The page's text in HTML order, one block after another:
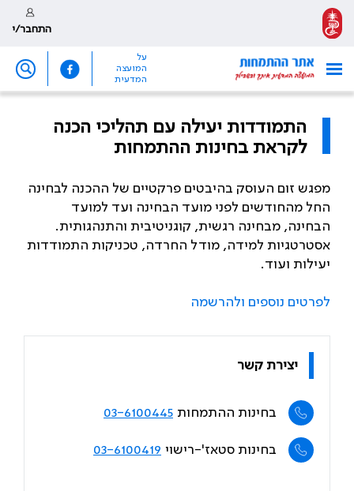
התחבר/י
על
המועצה
המדעית
התמודדות יעילה עם תהליכי הכנה
לקראת בחינות ההתמחות
מפגש זום העוסק בהיבטים פרקטיים של ההכנה לבחינה
החל מהחודשים לפני מועד הבחינה ועד למועד
הבחינה, מבחינה רגשית, קוגניטיבית והתנהגותית.
אסטרטגיות למידה, מודל החרדה, טכניקות התמודדות
יעילות ועוד.
לפרטים נוספים ולהרשמה
יצירת קשר
בחינות ההתמחות 03-6100445
בחינות סטאז'-רישוי 03-6100419